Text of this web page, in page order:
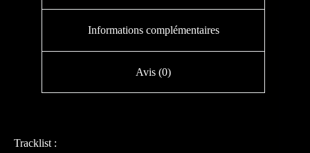
Informations complémentaires
Avis (0)
Tracklist :